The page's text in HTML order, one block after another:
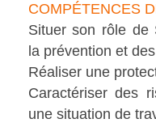
COMPÉTENCES
Situer son rôle de
la prévention et
Réaliser une
Caractériser des
une situation de